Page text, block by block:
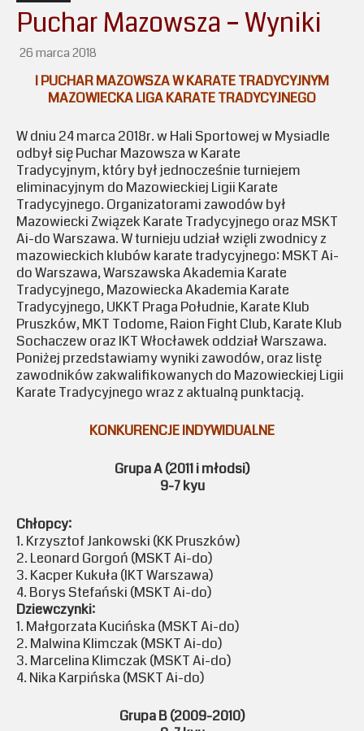
Puchar Mazowsza – Wyniki
26 marca 2018
I PUCHAR MAZOWSZA W KARATE TRADYCYJNYM
MAZOWIECKA LIGA KARATE TRADYCYJNEGO
W dniu 24 marca 2018r. w Hali Sportowej w Mysiadle
odbył się Puchar Mazowsza w Karate
Tradycyjnym, który był jednocześnie turniejem
eliminacyjnym do Mazowieckiej Ligii Karate
Tradycyjnego. Organizatorami zawodów był
Mazowiecki Związek Karate Tradycyjnego oraz MSKT
Ai-do Warszawa. W turnieju udział wzięli zwodnicy z
mazowieckich klubów karate tradycyjnego: MSKT Ai-
do Warszawa, Warszawska Akademia Karate
Tradycyjnego, Mazowiecka Akademia Karate
Tradycyjnego, UKKT Praga Południe, Karate Klub
Pruszków, MKT Todome, Raion Fight Club, Karate Klub
Sochaczew oraz IKT Włocławek oddział Warszawa.
Poniżej przedstawiamy wyniki zawodów, oraz listę
zawodników zakwalifikowanych do Mazowieckiej Ligii
Karate Tradycyjnego wraz z aktualną punktacją.
KONKURENCJE INDYWIDUALNE
Grupa A (2011 i młodsi)
9-7 kyu
Chłopcy:
1. Krzysztof Jankowski (KK Pruszków)
2. Leonard Gorgoń (MSKT Ai-do)
3. Kacper Kukuła (IKT Warszawa)
4. Borys Stefański (MSKT Ai-do)
Dziewczynki:
1. Małgorzata Kucińska (MSKT Ai-do)
2. Malwina Klimczak (MSKT Ai-do)
3. Marcelina Klimczak (MSKT Ai-do)
4. Nika Karpińska (MSKT Ai-do)
Grupa B (2009-2010)